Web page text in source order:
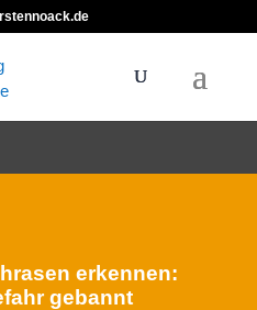
erkennen:
gebannt